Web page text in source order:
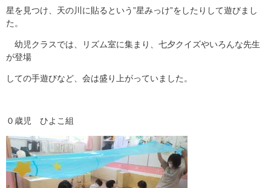
星を見つけ、天の川に貼るという”星みっけ”をしたりして遊びまし
た。
幼児クラスでは、リズム室に集まり、七夕クイズやいろんな先生
が登場
しての手遊びなど、会は盛り上がっていました。
０歳児 ひよこ組